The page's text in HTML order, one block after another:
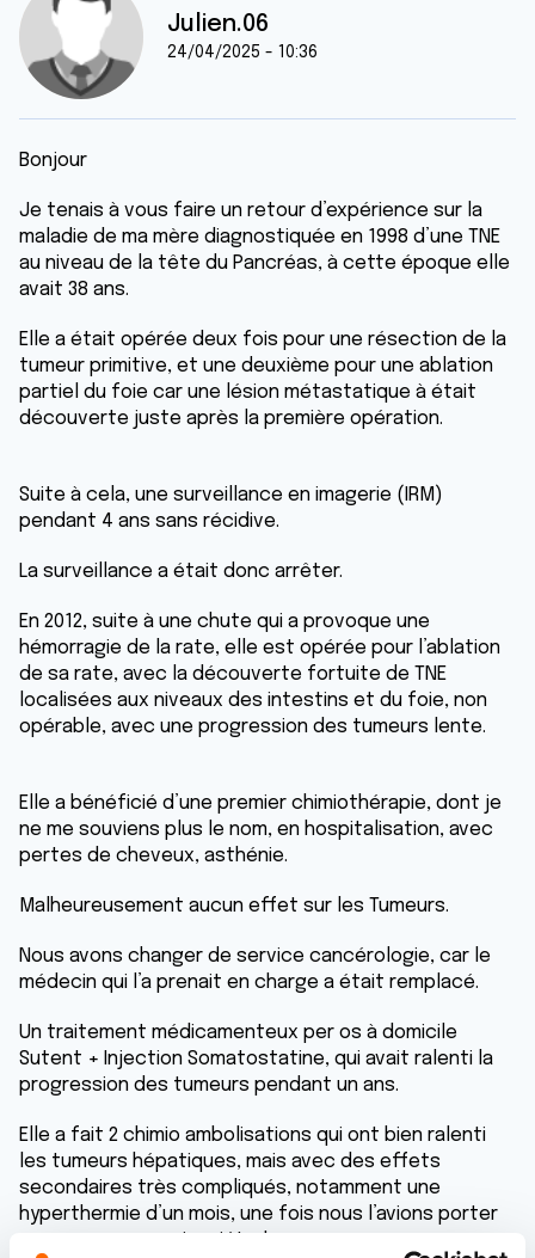
Julien.06
24/04/2025 - 10:36
Bonjour
Je tenais à vous faire un retour d’expérience sur la
maladie de ma mère diagnostiquée en 1998 d’une TNE
au niveau de la tête du Pancréas, à cette époque elle
avait 38 ans.
Elle a était opérée deux fois pour une résection de la
tumeur primitive, et une deuxième pour une ablation
partiel du foie car une lésion métastatique à était
découverte juste après la première opération.
Suite à cela, une surveillance en imagerie (IRM)
pendant 4 ans sans récidive.
La surveillance a était donc arrêter.
En 2012, suite à une chute qui a provoque une
hémorragie de la rate, elle est opérée pour l’ablation
de sa rate, avec la découverte fortuite de TNE
localisées aux niveaux des intestins et du foie, non
opérable, avec une progression des tumeurs lente.
Elle a bénéficié d’une premier chimiothérapie, dont je
ne me souviens plus le nom, en hospitalisation, avec
pertes de cheveux, asthénie.
Malheureusement aucun effet sur les Tumeurs.
Nous avons changer de service cancérologie, car le
médecin qui l’a prenait en charge a était remplacé.
Un traitement médicamenteux per os à domicile
Sutent + Injection Somatostatine, qui avait ralenti la
progression des tumeurs pendant un ans.
Elle a fait 2 chimio ambolisations qui ont bien ralenti
les tumeurs hépatiques, mais avec des effets
secondaires très compliqués, notamment une
hyperthermie d’un mois, une fois nous l’avions porter